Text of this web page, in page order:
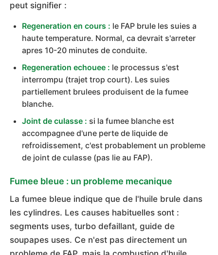
peut signifier :
Regeneration en cours : le FAP brule les suies a
haute temperature. Normal, ca devrait s'arreter
apres 10-20 minutes de conduite.
Regeneration echouee : le processus s'est
interrompu (trajet trop court). Les suies
partiellement brulees produisent de la fumee
blanche.
Joint de culasse : si la fumee blanche est
accompagnee d'une perte de liquide de
refroidissement, c'est probablement un probleme
de joint de culasse (pas lie au FAP).
Fumee bleue : un probleme mecanique
La fumee bleue indique que de l'huile brule dans
les cylindres. Les causes habituelles sont :
segments uses, turbo defaillant, guide de
soupapes uses. Ce n'est pas directement un